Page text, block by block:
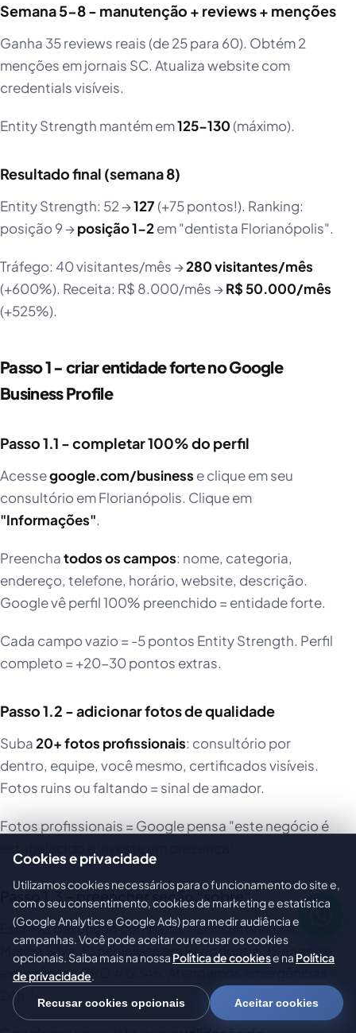
Semana 5-8 - manutenção + reviews + menções
Ganha 35 reviews reais (de 25 para 60). Obtém 2
menções em jornais SC. Atualiza website com
credentials visíveis.
Entity Strength mantém em125-130(máximo).
Resultado final (semana 8)
Entity Strength: 52 →127(+75 pontos!). Ranking:
posição 9 →posição 1-2em "dentista Florianópolis".
Tráfego: 40 visitantes/mês →280 visitantes/mês
(+600%). Receita: R$ 8.000/mês →R$ 50.000/mês
(+525%).
Passo 1 - criar entidade forte no Google
Business Profile
Passo 1.1 - completar 100% do perfil
Acessegoogle.com/business e clique em seu
consultório em Florianópolis. Clique em
"Informações".
Preenchatodos os campos: nome, categoria,
endereço, telefone, horário, website, descrição.
Google vê perfil 100% preenchido = entidade forte.
Cada campo vazio = -5 pontos Entity Strength. Perfil
completo = +20-30 pontos extras.
Passo 1.2 - adicionar fotos de qualidade
Suba20+ fotos profissionais: consultório por
dentro, equipe, você mesmo, certificados visíveis.
Fotos ruins ou faltando = sinal de amador.
Fotos profissionais = Google pensa "este negócio é
Passo 1.3 - preencher seção "sobre"
Escreva descrição completa: "Consultório Dra.
Marina Silva. Especialista em Periodontia. 15 anos de
experiência. CRO #12345. Atendemos emergências
24h."
Cookies e privacidade
Utilizamos cookies necessários para o funcionamento do site e,
com o seu consentimento, cookies de marketing e estatística
(Google Analytics e Google Ads) para medir audiência e
campanhas. Você pode aceitar ou recusar os cookies
opcionais. Saiba mais na nossa Política de cookiese na Política
de privacidade.
Recusar cookies opcionais Aceitar cookies